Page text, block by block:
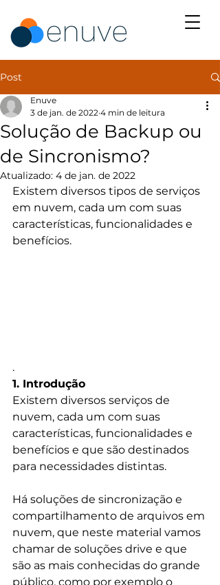
Post
Solução de Backup ou
de Sincronismo?
Enuve
3 de jan. de 2022 4 min de leitura
Atualizado: 4 de jan. de 2022
Existem diversos tipos de serviços
em nuvem, cada um com suas
características, funcionalidades e
benefícios.
.
1. Introdução
Existem diversos serviços de
nuvem, cada um com suas
características, funcionalidades e
benefícios e que são destinados
para necessidades distintas.
Há soluções de sincronização e
compartilhamento de arquivos em
nuvem, que neste material vamos
chamar de soluções drive e que
são as mais conhecidas do grande
público, como por exemplo o